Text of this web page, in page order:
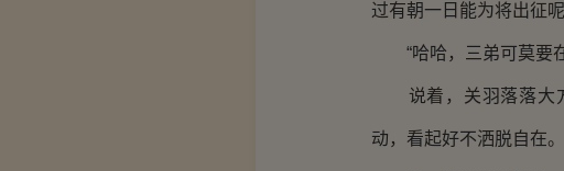
过有朝一日能为将出征
“哈哈，三弟可莫要在
说着，关羽落落大方
动，看起好不洒脱自在。